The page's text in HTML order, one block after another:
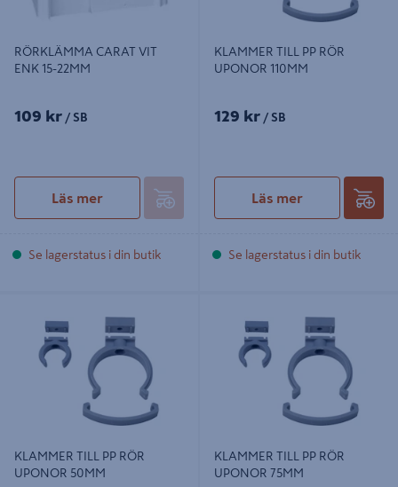
RÖRKLÄMMA CARAT VIT
ENK 15-22MM
109 kr / SB
Läs mer
Se lagerstatus i din butik
KLAMMER TILL PP RÖR
UPONOR 110MM
129 kr / SB
Läs mer
Se lagerstatus i din butik
KLAMMER TILL PP RÖR
UPONOR 50MM
KLAMMER TILL PP RÖR
UPONOR 75MM